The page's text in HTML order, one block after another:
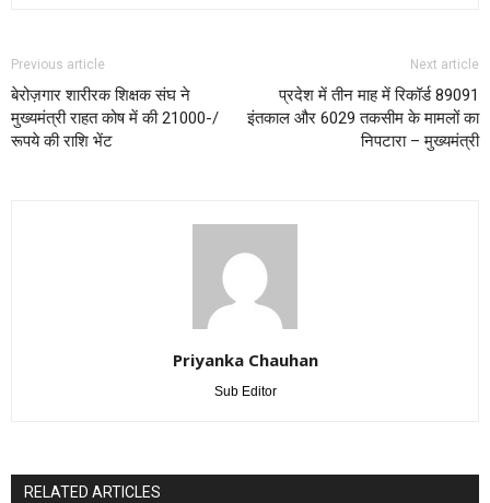
Previous article
बेरोज़गार शारीरक शिक्षक संघ ने
मुख्यमंत्री राहत कोष में की 21000-/
रूपये की राशि भेंट
Next article
प्रदेश में तीन माह में रिकॉर्ड 89091
इंतकाल और 6029 तकसीम के मामलों का
निपटारा – मुख्यमंत्री
Priyanka Chauhan
Sub Editor
RELATED ARTICLES